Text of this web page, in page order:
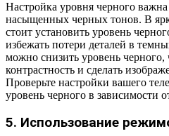
Настройка уровня черного
насыщенных черных тонов. В
стоит установить уровень
избежать потери деталей в
можно снизить уровень
контрастность и сделать
Проверьте настройки вашего
уровень черного в зависимости
5. Использование